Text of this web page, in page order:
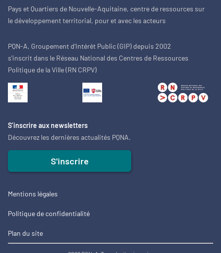
Pays et Quartiers de Nouvelle-Aquitaine, centre de ressources sur
le développement territorial, pour et avec les acteurs
PQN-A, Groupement d'Intérêt Public (GIP) depuis 2002
s'inscrit dans le Réseau National des Centres de Ressources
Politique de la Ville (RN CRPV)
S’inscrire aux newsletters
Découvrez les dernières actualités PQNA.
S'inscrire
Mentions légales
Politique de confidentialité
Plan du site